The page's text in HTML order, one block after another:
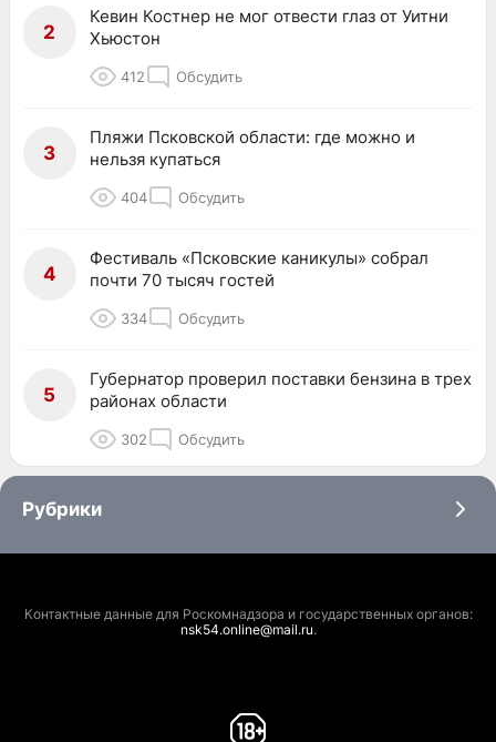
2
Кевин Костнер не мог отвести глаз от Уитни
Хьюстон
412 Обсудить
3
Пляжи Псковской области: где можно и
нельзя купаться
404 Обсудить
4
Фестиваль «Псковские каникулы» собрал
почти 70 тысяч гостей
334 Обсудить
5
Губернатор проверил поставки бензина в трех
районах области
302 Обсудить
Рубрики
Контактные данные для Роскомнадзора и государственных органов:
nsk54.online@mail.ru.